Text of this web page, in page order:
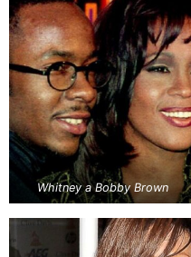
Whitney a Bobby Brown